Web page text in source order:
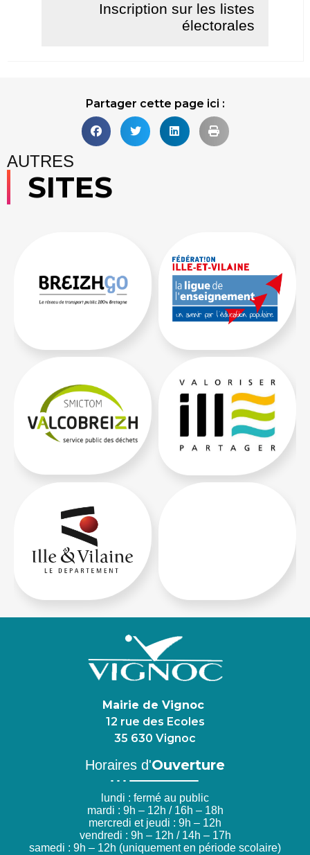
Inscription sur les listes
électorales
Partager cette page ici :
AUTRES
SITES
Mairie de Vignoc
12 rue des Ecoles
35 630 Vignoc
Horaires d'Ouverture
lundi : fermé au public
mardi : 9h – 12h / 16h – 18h
mercredi et jeudi : 9h – 12h
vendredi : 9h – 12h / 14h – 17h
samedi : 9h – 12h (uniquement en période scolaire)